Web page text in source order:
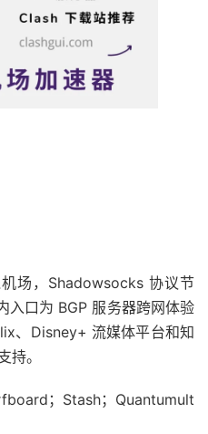
场，Shadowsocks 协议节
入口为 BGP 服务器跨网体验
、Disney+ 流媒体平台和知
持。
；Stash；Quantumult